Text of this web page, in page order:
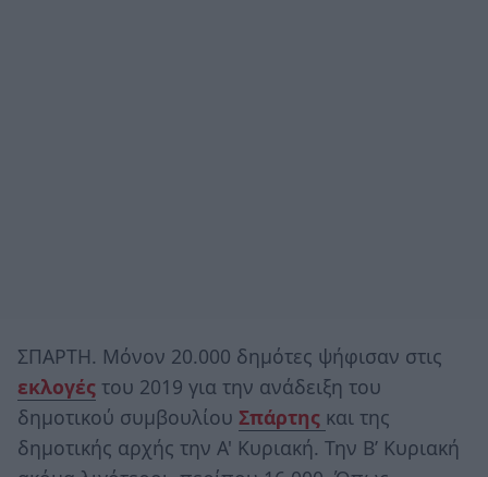
ΣΠΑΡΤΗ. Μόνον 20.000 δημότες ψήφισαν στις
εκλογές του 2019 για την ανάδειξη του
δημοτικού συμβουλίου Σπάρτης και της
δημοτικής αρχής την Α' Κυριακή. Την Β’ Κυριακή